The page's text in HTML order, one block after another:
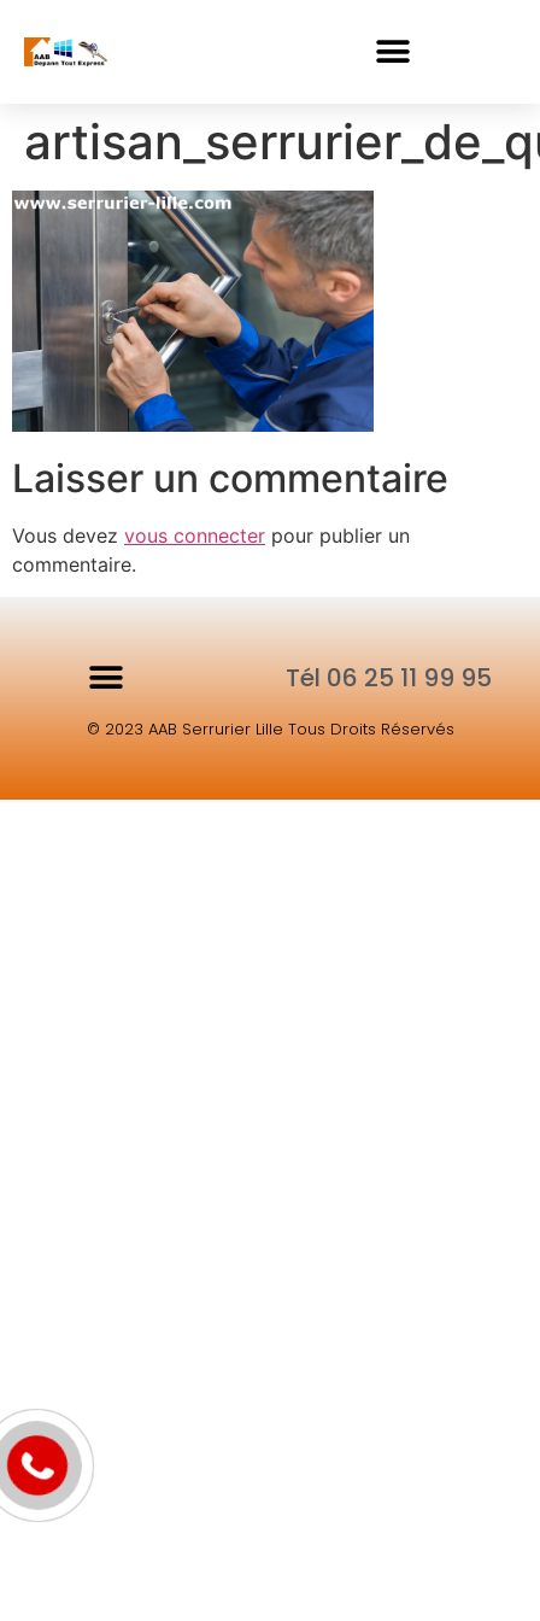
Laisser un commentaire
Vous devez vous connecter pour publier un
commentaire.
Tél 06 25 11 99 95
© 2023 AAB Serrurier Lille Tous Droits Réservés